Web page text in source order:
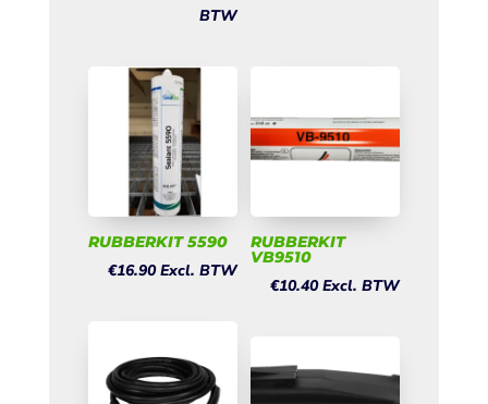
BTW
RUBBERKIT 5590
€16.90 Excl. BTW
RUBBERKIT
VB9510
€10.40 Excl. BTW